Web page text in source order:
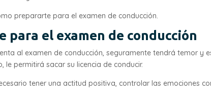
prepararte para el examen de conducción.
para el examen de conducción
al examen de conducción, seguramente tendrá temor y
le permitirá sacar su licencia de conducir.
tener una actitud positiva, controlar las emociones